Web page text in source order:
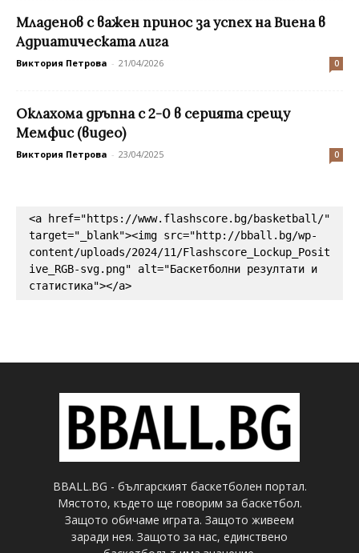
Младенов с важен принос за успех на Виена в
Адриатическата лига
Виктория Петрова - 21/04/2026 0
Оклахома дръпна с 2-0 в серията срещу
Мемфис (видео)
Виктория Петрова - 23/04/2025 0
<a href="https://www.flashscore.bg/basketball/"
target="_blank"><img src="http://bball.bg/wp-
content/uploads/2024/11/Flashscore_Lockup_Posit
ive_RGB-svg.png" alt="Баскетболни резултати и
статистика"></a>
BBALL.BG - българският баскетболен портал.
Мястото, където ще говорим за баскетбол.
Защото обичаме играта. Защото живеем
заради нея. Защото за нас, единствено